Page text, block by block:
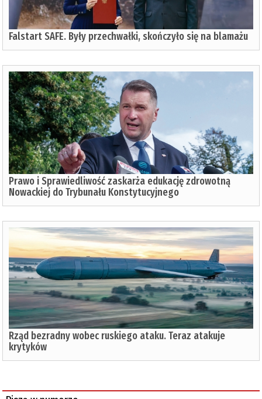
Falstart SAFE. Były przechwałki, skończyło się na blamażu
Prawo i Sprawiedliwość zaskarża edukację zdrowotną
Nowackiej do Trybunału Konstytucyjnego
Rząd bezradny wobec ruskiego ataku. Teraz atakuje
krytyków